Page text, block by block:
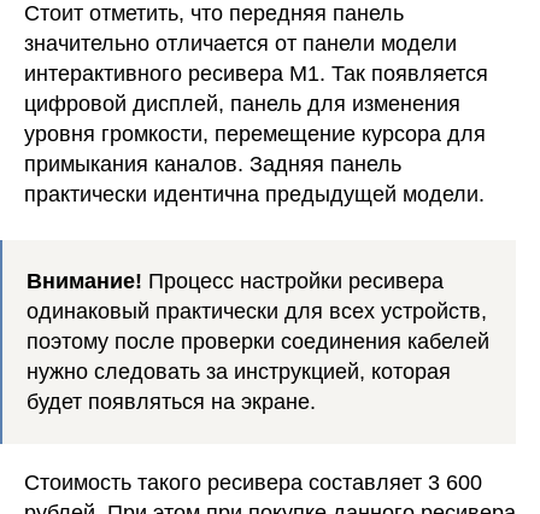
Стоит отметить, что передняя панель
значительно отличается от панели модели
интерактивного ресивера М1. Так появляется
цифровой дисплей, панель для изменения
уровня громкости, перемещение курсора для
примыкания каналов. Задняя панель
практически идентична предыдущей модели.
Внимание! Процесс настройки ресивера
одинаковый практически для всех устройств,
поэтому после проверки соединения кабелей
нужно следовать за инструкцией, которая
будет появляться на экране.
Стоимость такого ресивера составляет 3 600